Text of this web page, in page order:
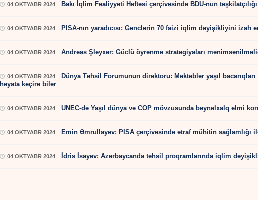
04 OKTYABR 2024 Bakı İqlim Fəaliyyəti Həftəsi çərçivəsində BDU-nun
04 OKTYABR 2024 PISA-nın yaradıcısı: Gənclərin 70 faizi iqlim dəyişikliyini izah
04 OKTYABR 2024 Andreas Şleyxer: Güclü öyrənmə strategiyaları
04 OKTYABR 2024
Dünya Təhsil Forumunun direktoru: Məktəblər yaşıl
həyata keçirə bilər
04 OKTYABR 2024 UNEC-də Yaşıl dünya və COP mövzusunda beynəlxalq elmi
04 OKTYABR 2024 Emin Əmrullayev: PISA çərçivəsində ətraf mühitin sağlamlığı
04 OKTYABR 2024 İdris İsayev: Azərbaycanda təhsil proqramlarında iqlim